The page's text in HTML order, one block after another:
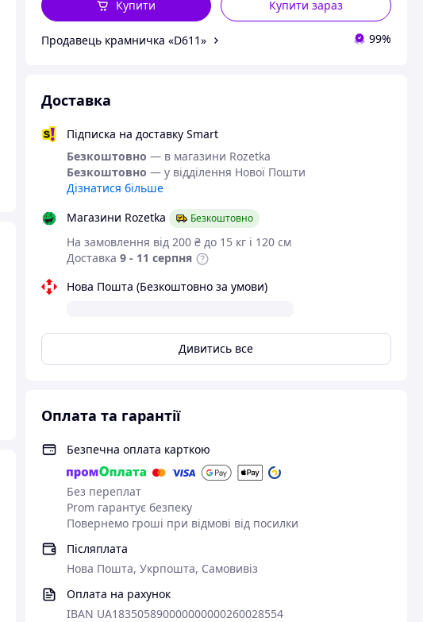
Купити зараз
Купити
Продавець крамничка «D611» 99%
Доставка
Підписка на доставку Smart
Безкоштовно — в магазини Rozetka
Безкоштовно — у відділення Нової Пошти
Дізнатися більше
Магазини Rozetka
Безкоштовно
На замовлення від 200 ₴ до 15 кг і 120 см
Доставка 9 - 11 серпня
Нова Пошта (Безкоштовно за умови)
Дивитись все
Оплата та гарантії
Безпечна оплата карткою
Без переплат
Prom гарантує безпеку
Повернемо гроші при відмові від посилки
Післяплата
Нова Пошта, Укрпошта, Самовивіз
Оплата на рахунок
IBAN UA183505890000000000260028554